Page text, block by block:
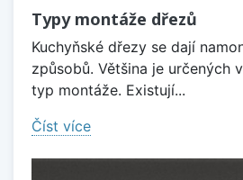
Typy montáže dřezů
Kuchyňské dřezy se dají
způsobů. Většina je určených
typ montáže. Existují...
Číst více